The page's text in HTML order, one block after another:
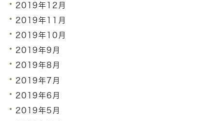
2019年12月
2019年11月
2019年10月
2019年9月
2019年8月
2019年7月
2019年6月
2019年5月